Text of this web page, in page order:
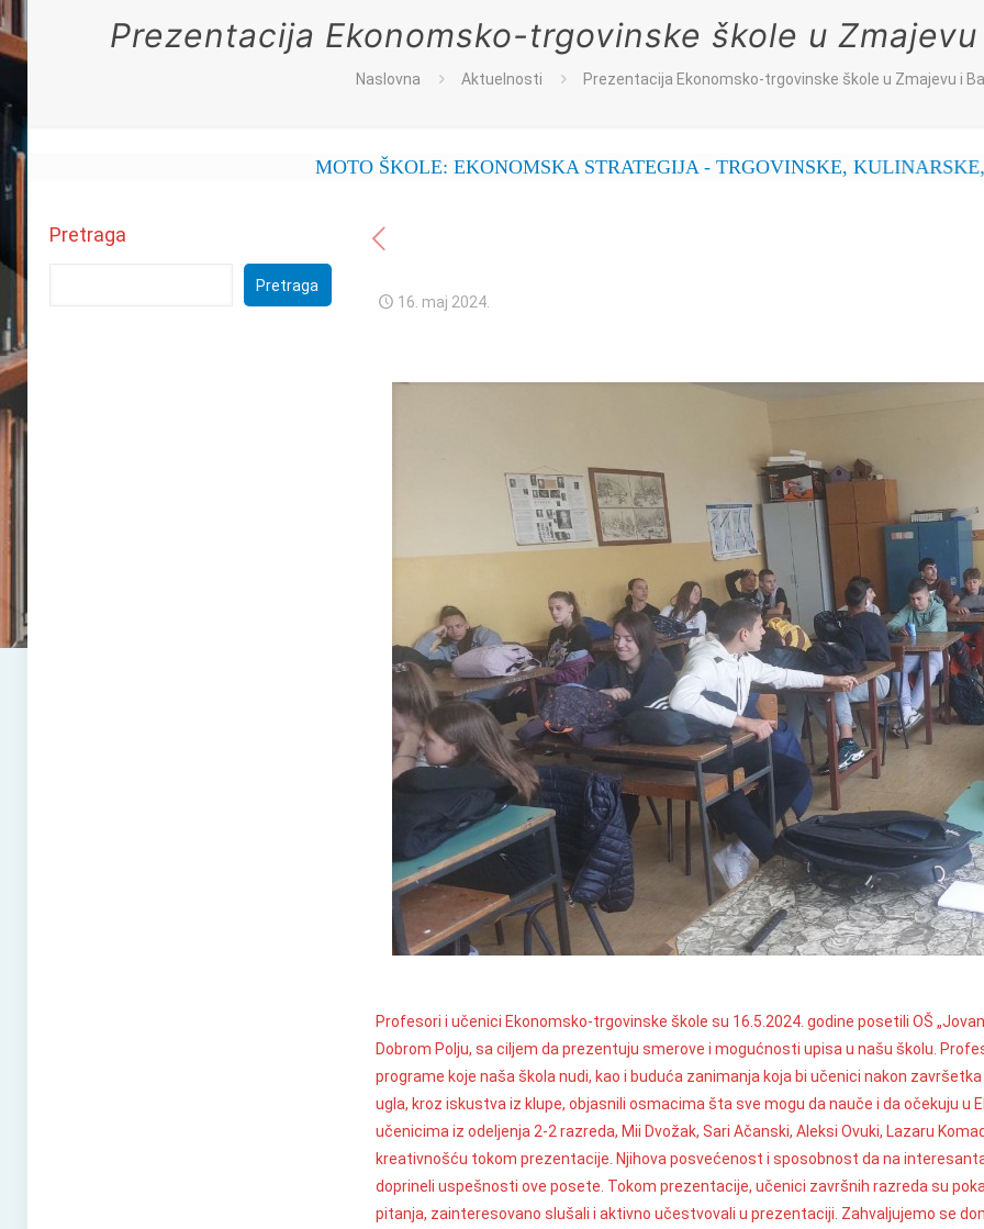
Prezentacija Ekonomsko-trgovinske škole u
Naslovna Aktuelnosti Prezentacija Ekonomsko-trgovinske škole u Zmajevu i
MOTO ŠKOLE: EKONOMSKA STRATEGIJA - TRGOVINSKE, KULINARSKE,
16. maj 2024.
Profesori i učenici Ekonomsko-trgovinske škole su 16.5.2024. godine posetili OŠ
Dobrom Polju, sa ciljem da prezentuju smerove i mogućnosti upisa u našu školu.
programe koje naša škola nudi, kao i buduća zanimanja koja bi učenici nakon
ugla, kroz iskustva iz klupe, objasnili osmacima šta sve mogu da nauče i da očekuju
učenicima iz odeljenja 2-2 razreda, Mii Dvožak, Sari Ačanski, Aleksi Ovuki, Lazaru
kreativnošću tokom prezentacije. Njihova posvećenost i sposobnost da na
doprineli uspešnosti ove posete. Tokom prezentacije, učenici završnih razreda su
pitanja, zainteresovano slušali i aktivno učestvovali u prezentaciji. Zahvaljujemo se
Pretraga
Pretraga